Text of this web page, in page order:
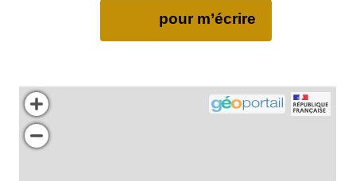
pour m’écrire